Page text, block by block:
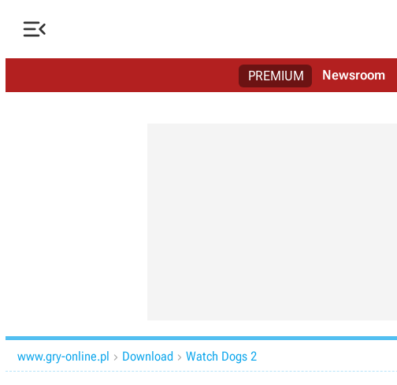

PREMIUM Newsroom
www.gry-online.pl  Download  Watch Dogs 2